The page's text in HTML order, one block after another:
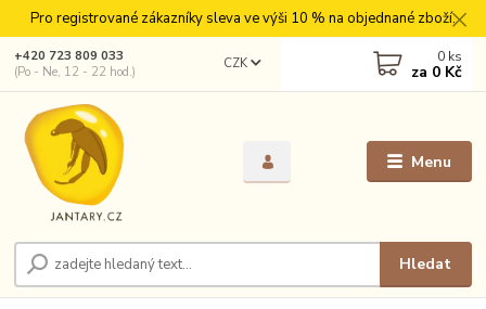
Pro registrované zákazníky sleva ve výši 10 % na objednané zboží.
Menu
CZK
Hledat
+420 723 809 033
(Po - Ne, 12 - 22 hod.)
0 ks
za 0 Kč